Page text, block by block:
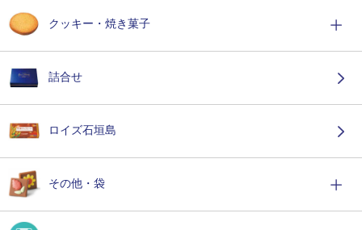
クッキー・焼き菓子
詰合せ
ロイズ石垣島
その他・袋